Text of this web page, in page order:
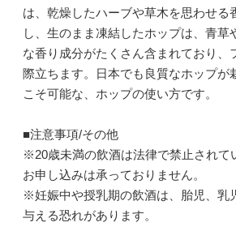
は、乾燥したハーブや草木を思わせる
し、生のまま凍結したホップは、青草
な香り成分がたくさん含まれており、
際立ちます。日本でも良質なホップが
こそ可能な、ホップの使い方です。
■注意事項/その他
※20歳未満の飲酒は法律で禁止されて
お申し込みは承っておりません。
※妊娠中や授乳期の飲酒は、胎児、乳
与える恐れがあります。